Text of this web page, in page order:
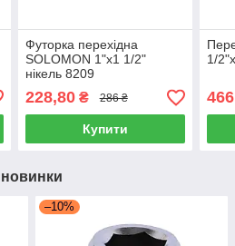
Футорка перехідна
SOLOMON 1"х1 1/2"
нікель 8209
228,80₴ 286 ₴
Купити
1/
новинки
–10%